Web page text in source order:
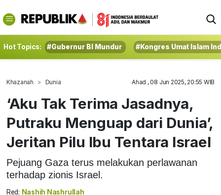
Hot Topics: #Gubernur BI Mundur #Kongres Umat Islam
Khazanah Dunia Ahad , 08 Jun 2025, 20:55 WIB
‘Aku Tak Terima Jasadnya,
Putraku Menguap dari Dunia’,
Jeritan Pilu Ibu Tentara Israel
Pejuang Gaza terus melakukan perlawanan
terhadap zionis Israel.
Red: Nashih Nashrullah